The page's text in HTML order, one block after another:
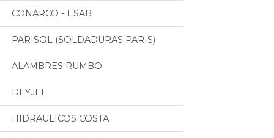
CONARCO - ESAB
PARISOL (SOLDADURAS PARIS)
ALAMBRES RUMBO
DEYJEL
HIDRAULICOS COSTA